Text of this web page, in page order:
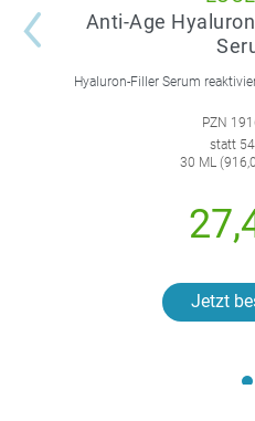
Anti-Age
PZN
statt
30 ML
Jetzt